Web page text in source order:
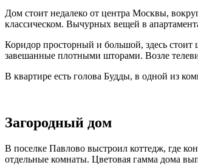
Дом стоит недалеко от центра Москвы,
классическом. Вычурных вещей в
Коридор просторный и большой, здесь
завешанные плотными шторами. Возле
В квартире есть голова Будды, в одной из
Загородный дом
В поселке Павлово выстроил коттедж, где
отдельные комнаты. Цветовая гамма дома